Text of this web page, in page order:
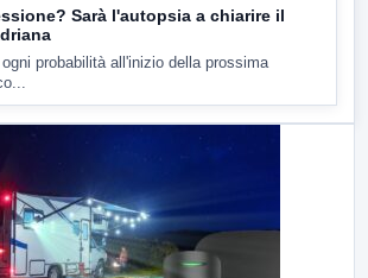
Sarà l'autopsia a chiarire il
probabilità all'inizio della prossima